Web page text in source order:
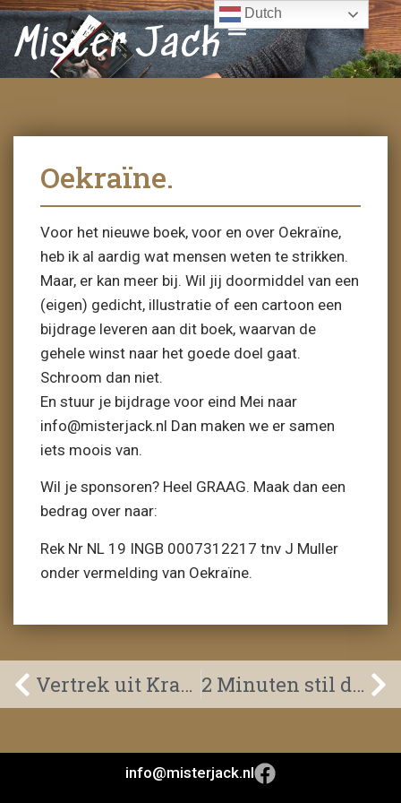
Mister Jack
Oekraïne.
Voor het nieuwe boek, voor en over Oekraïne,
heb ik al aardig wat mensen weten te strikken.
Maar, er kan meer bij. Wil jij doormiddel van een
(eigen) gedicht, illustratie of een cartoon een
bijdrage leveren aan dit boek, waarvan de
gehele winst naar het goede doel gaat.
Schroom dan niet.
En stuur je bijdrage voor eind Mei naar
info@misterjack.nl Dan maken we er samen
iets moois van.
Wil je sponsoren? Heel GRAAG. Maak dan een
bedrag over naar:
Rek Nr NL 19 INGB 0007312217 tnv J Muller
onder vermelding van Oekraïne.
Vertrek uit Kramatorsk. 2 Minuten stil dag.
info@misterjack.nl
Dutch